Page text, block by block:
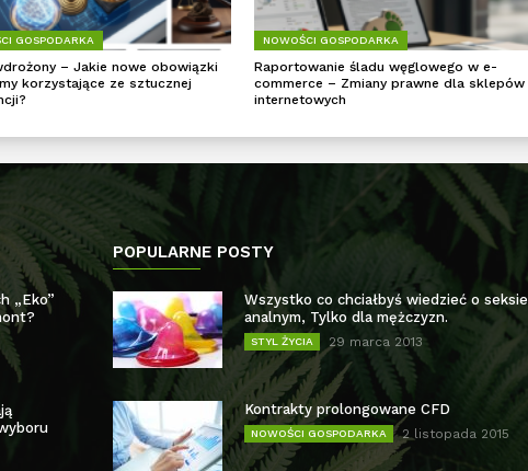
GOSPODARKA
– Jakie nowe obowiązki
korzystające ze sztucznej
NOWOŚCI GOSPODARKA
Raportowanie śladu węglowego w e-
commerce – Zmiany prawne dla sklepów
internetowych
„Eko”
POPULARNE POSTY
Wszystko co chciałbyś wiedzieć o seksie
analnym, Tylko dla mężczyzn.
STYL ŻYCIA 29 marca 2013
Kontrakty prolongowane CFD
NOWOŚCI GOSPODARKA 2 listopada 2015